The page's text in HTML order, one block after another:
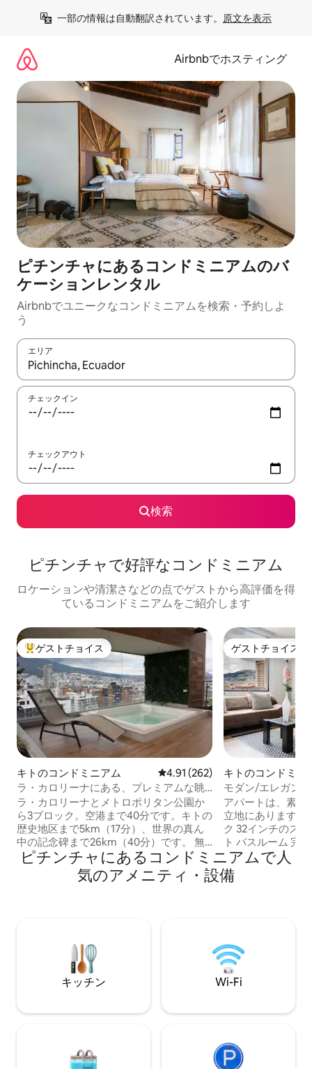
一部の情報は自動翻訳されています。 原文を表示
Airbnbでホスティング
ピチンチャにあるコンドミニアムのバ
ケーションレンタル
Airbnbでユニークなコンドミニアムを検索・予約しよ
う
エリア
検索結果が表示されたら、上下の矢印キーを使って移動するか
チェックイン
チェックアウト
検索
ピチンチャで好評なコンドミニアム
ロケーションや清潔さなどの点でゲストから高評価を得
ているコンドミニアムをご紹介します
大好評のゲストチョイスです。
ゲストチョイス
キトのコンドミニアム レビュー262件、5つ星中4.91つ
4.91 (262)
ラ・カロリーナにある、プレミアムな眺
望の豪華なアパート
ラ・カロリーナとメトロポリタン公園か
ら3ブロック。空港まで40分です。キトの
歴史地区まで5km（17分）、世界の真ん
中の記念碑まで26km（40分）です。 無
料駐車場、24時間対応のフロントデス
ク、高速Wi-Fi。 アパートの特徴： • 寝室
2室（ベッド2台とソファーベッド2台） •
予約には、最初の朝の朝食が含まれてい
ゲストチョイス
ゲストチョイス
キトのコンドミニ
モダン/エレガン
アパート
アパートは、素晴
立地にあります。 寝室 ダブルベッド デス
ク 32インチのス
ト バスルーム 完全 ダイニングルーム 大
きなソファ2台 ダイニングテーブルと4脚
の椅子 キッチン 設備が整っています 部屋
洗濯機/乾燥機付き すべて徒歩圏内 - 歴
ピチンチャにあるコンドミニアムで人
気のアメニティ・設備
キッチン Wi-Fi